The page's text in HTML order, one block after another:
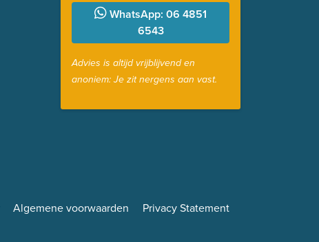
WhatsApp: 06 4851
6543
Advies is altijd vrijblijvend en
anoniem: Je zit nergens aan vast.
Algemene voorwaarden Privacy Statement